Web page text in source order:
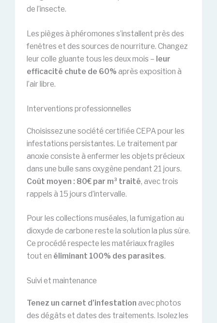
de l’insecte.
Les pièges à phéromones s’installent près des
fenêtres et des sources de nourriture. Changez
leur colle gluante tous les deux mois – leur
efficacité chute de 60% après exposition à
l’air libre.
Interventions professionnelles
Choisissez une société certifiée CEPA pour les
infestations persistantes. Le traitement par
anoxie consiste à enfermer les objets précieux
dans une bulle sans oxygène pendant 21 jours.
Coût moyen : 80€ par m³ traité, avec trois
rappels à 15 jours d’intervalle.
Pour les collections muséales, la fumigation au
dioxyde de carbone reste la solution la plus sûre.
Ce procédé respecte les matériaux fragiles
tout en éliminant 100% des parasites.
Suivi et maintenance
Tenez un carnet d’infestation avec photos
des dégâts et dates des traitements. Isolez les